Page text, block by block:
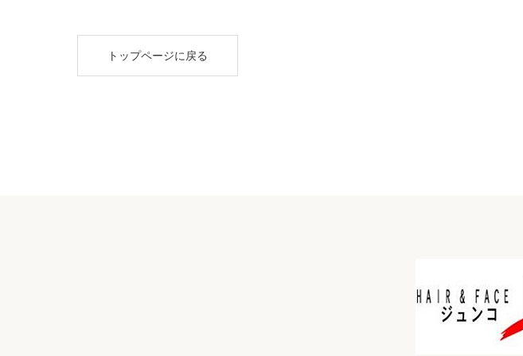
トップページに戻る